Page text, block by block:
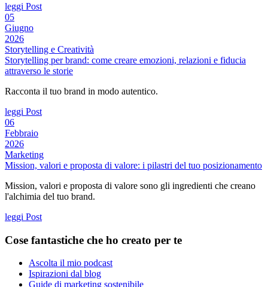
leggi Post
05
Giugno
2026
Storytelling e Creatività
Storytelling per brand: come creare emozioni, relazioni e fiducia
attraverso le storie
Racconta il tuo brand in modo autentico.
leggi Post
06
Febbraio
2026
Marketing
Mission, valori e proposta di valore: i pilastri del tuo posizionamento
Mission, valori e proposta di valore sono gli ingredienti che creano
l'alchimia del tuo brand.
leggi Post
Cose fantastiche che ho creato per te
Ascolta il mio podcast
Ispirazioni dal blog
Guide di marketing sostenibile